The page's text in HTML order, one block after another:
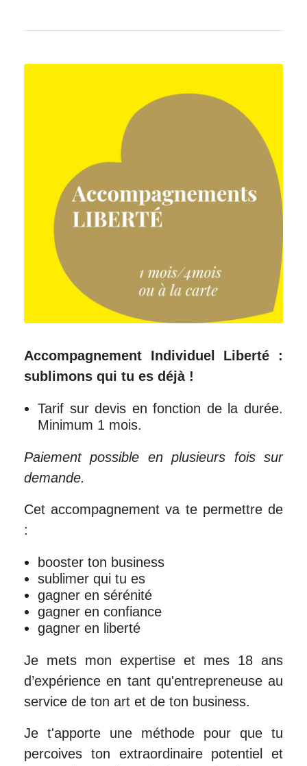
Accompagnement Individuel Liberté :
sublimons qui tu es déjà !
Tarif sur devis en fonction de la durée.
Minimum 1 mois.
Paiement possible en plusieurs fois sur
demande.
Cet accompagnement va te permettre de
:
booster ton business
sublimer qui tu es
gagner en sérénité
gagner en confiance
gagner en liberté
Je mets mon expertise et mes 18 ans
d’expérience en tant qu'entrepreneuse au
service de ton art et de ton business.
Je t'apporte une méthode pour que tu
percoives ton extraordinaire potentiel et